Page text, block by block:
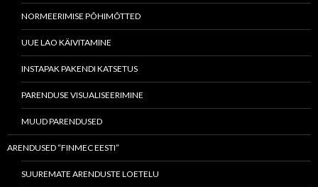
NORMEERIMISE PÕHIMÕTTED
UUE LAO KÄIVITAMINE
INSTAPAK PAKENDI KATSETUS
PARENDUSE VISUALISEERIMINE
MUUD PARENDUSED
ARENDUSED “FINMEC EESTI”
SUUREMATE ARENDUSTE LOETELU